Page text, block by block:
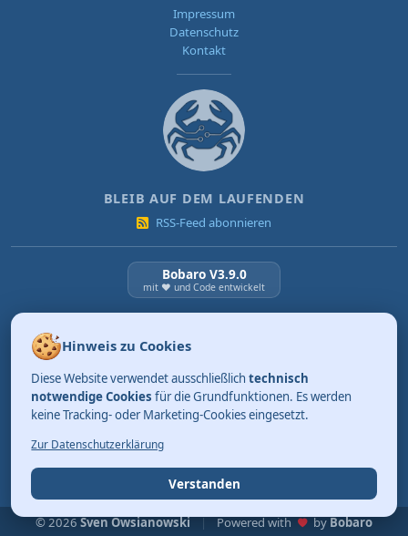
Impressum
Datenschutz
Kontakt
BLEIB AUF DEM LAUFENDEN
RSS-Feed abonnieren
Bobaro V3.9.0
mit ❤️ und Code entwickelt
03.08.2026
Review: Tidy. Aufräumen kann so einfach sein.
01.08.2026
© 2026Sven Owsianowski | Powered with byBobaro
Hinweis zu Cookies
Diese Website verwendet ausschließlichtechnisch
notwendige Cookies für die Grundfunktionen. Es werden
keine Tracking- oder Marketing-Cookies eingesetzt.
Zur Datenschutzerklärung
Verstanden